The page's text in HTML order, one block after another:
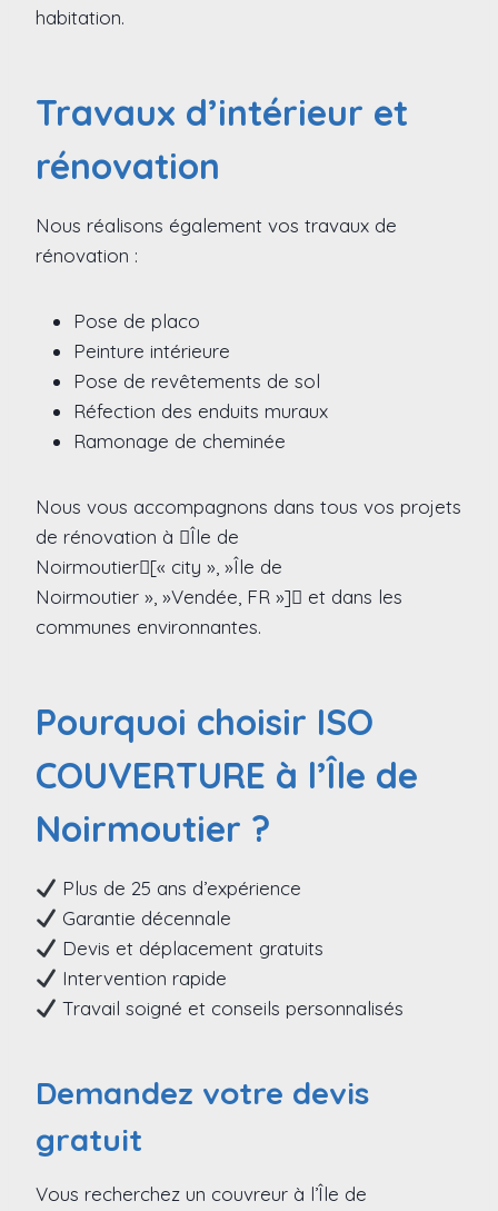
habitation.
Travaux d’intérieur et
rénovation
Nous réalisons également vos travaux de
rénovation :
Pose de placo
Peinture intérieure
Pose de revêtements de sol
Réfection des enduits muraux
Ramonage de cheminée
Nous vous accompagnons dans tous vos projets
de rénovation à Île de
Noirmoutier[« city », »Île de
Noirmoutier », »Vendée, FR »] et dans les
communes environnantes.
Pourquoi choisir ISO
COUVERTURE à l’Île de
Noirmoutier ?
Plus de 25 ans d’expérience
Garantie décennale
Devis et déplacement gratuits
Intervention rapide
Travail soigné et conseils personnalisés
Demandez votre devis
gratuit
Vous recherchez un couvreur à l’Île de